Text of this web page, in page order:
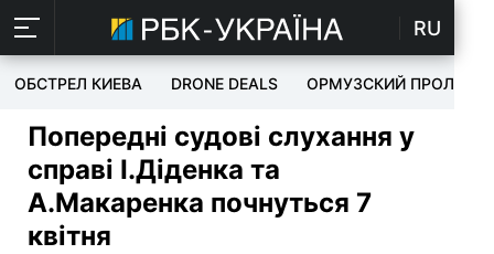
RU
ОБСТРЕЛ КИЕВА DRONE DEALS ОРМУЗСКИЙ ПРОЛИВ
Попередні судові слухання у
справі І.Діденка та
А.Макаренка почнуться 7
квітня